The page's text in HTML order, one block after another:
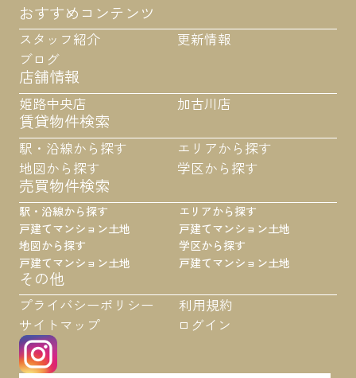
おすすめコンテンツ
スタッフ紹介
更新情報
ブログ
店舗情報
姫路中央店 加古川店
賃貸物件検索
駅・沿線から探す
エリアから探す
地図から探す
学区から探す
売買物件検索
駅・沿線から探す
戸建てマンション土地
地図から探す
戸建てマンション土地
エリアから探す
戸建てマンション土地
学区から探す
戸建てマンション土地
その他
プライバシーポリシー
利用規約
サイトマップ
ログイン